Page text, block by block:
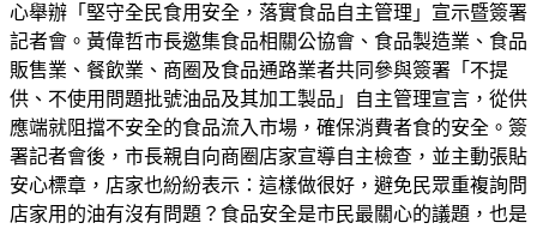
心舉辦「堅守全民食用安全，落實食品自主管理」宣示暨簽署
記者會。黃偉哲市長邀集食品相關公協會、食品製造業、食品
販售業、餐飲業、商圈及食品通路業者共同參與簽署「不提
供、不使用問題批號油品及其加工製品」自主管理宣言，從供
應端就阻擋不安全的食品流入市場，確保消費者食的安全。簽
署記者會後，市長親自向商圈店家宣導自主檢查，並主動張貼
安心標章，店家也紛紛表示：這樣做很好，避免民眾重複詢問
店家用的油有沒有問題？食品安全是市民最關心的議題，也是